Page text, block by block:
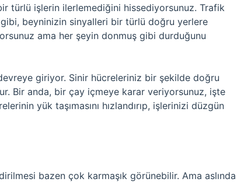
türlü işlerin ilerlemediğini hissediyorsunuz. Trafik
gibi, beyninizin sinyalleri bir türlü doğru yerlere
ama her şeyin donmuş gibi durduğunu
giriyor. Sinir hücreleriniz bir şekilde doğru
Bir anda, bir çay içmeye karar veriyorsunuz, işte
yük taşımasını hızlandırıp, işlerinizi düzgün
bazen çok karmaşık görünebilir. Ama aslında